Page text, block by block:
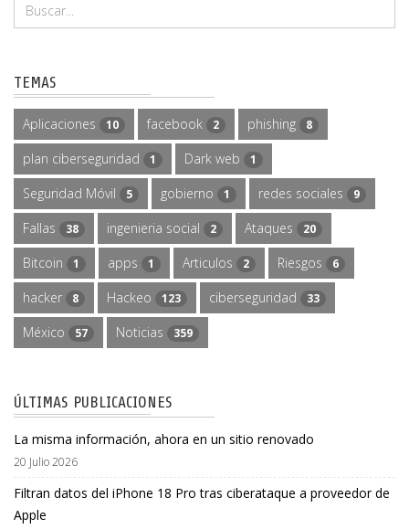
TEMAS
Aplicaciones 10 facebook 2 phishing 8
plan ciberseguridad 1 Dark web 1
Seguridad Móvil 5 gobierno 1 redes sociales 9
Fallas 38 ingenieria social 2 Ataques 20
Bitcoin 1 apps 1 Articulos 2 Riesgos 6
hacker 8 Hackeo 123 ciberseguridad 33
México 57 Noticias 359
ÚLTIMAS PUBLICACIONES
La misma información, ahora en un sitio renovado
20 Julio 2026
Filtran datos del iPhone 18 Pro tras ciberataque a proveedor de
Apple